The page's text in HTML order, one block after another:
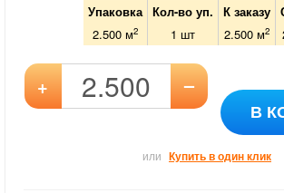
Упаковка Кол-во уп. К заказу
2.500 м2 1 шт 2.500м2
+ –
В
или Купить в один клик